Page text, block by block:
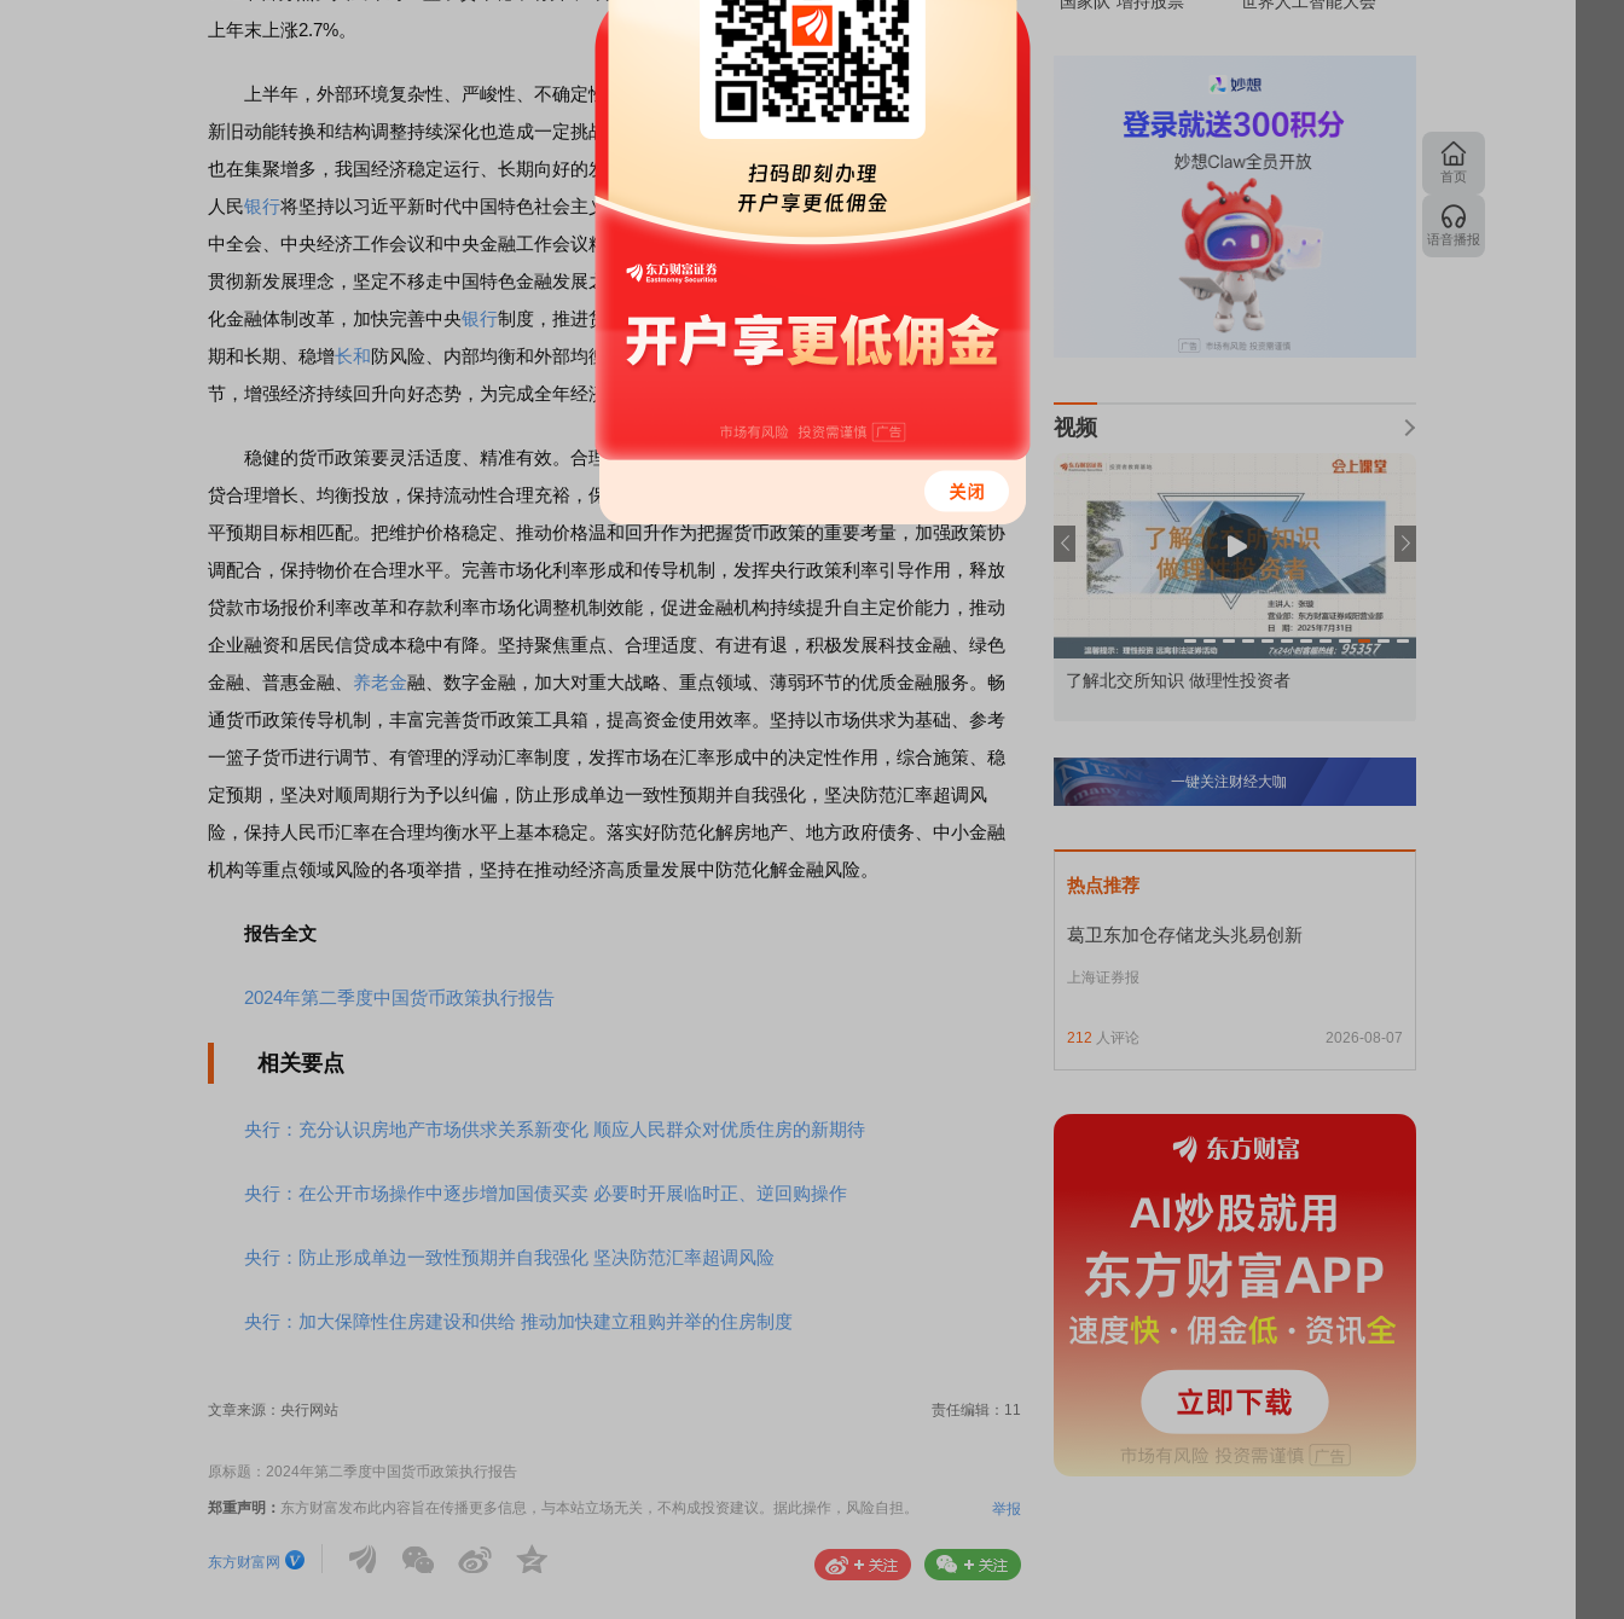
上年末上涨2.7%。
上半年，外部环境复杂性、严峻性、不确定性上升，带来的不利影响增多；国内有效需求不足，
新旧动能转换和结构调整持续深化也造成一定挑战。同时要看到，前期政策效应持续显现，积极因素
也在集聚增多，我国经济稳定运行、长期向好的发展态势不会改变，要坚定发展信心。下阶段，中国
人民银行将坚持以习近平新时代中国特色社会主义思想为指导，全面贯彻落实党的二十大、二十届三
中全会、中央经济工作会议和中央金融工作会议精神，坚持稳中求进工作总基调，完整、准确、全面
贯彻新发展理念，坚定不移走中国特色金融发展之路，加快建设金融强国，推动金融高质量发展，深
化金融体制改革，加快完善中央银行制度，推进货币政策框架转型。稳健的货币政策要注重平衡好短
期和长期、稳增长和防风险、内部均衡和外部均衡的关系，增强宏观政策取向一致性，加强逆周期调
节，增强经济持续回升向好态势，为完成全年经济社会发展目标任务营造良好的货币金融环境。
稳健的货币政策要灵活适度、精准有效。合理把握信贷与债券两个最大融资市场的关系，引导信
贷合理增长、均衡投放，保持流动性合理充裕，保持社会融资规模、货币供应量同经济增
长和价格水
平预期目标相匹配。把维护价格稳定、推动价格温和回升作为把握货币政策的重要考量，加强政策协
调配合，保持物价在合理水平。完善市场化利率形成和传导机制，发挥央行政策利率引导作用，释放
贷款市场报价利率改革和存款利率市场化调整机制效能，促进金融机构持续提升自主定价能力，推动
企业融资和居民信贷成本稳中有降。坚持聚焦重点、合理适度、有进有退，积极发展科技金融、绿色
金融、普惠金融、 养老金融、数字金融，加大对重大战略、重点领域、薄弱环节的优质金融服务。畅
通货币政策传导机制，丰富完善货币政策工具箱，提高资金使用效率。坚持以市场供求为基础、参考
一篮子货币进行调节、有管理的浮动汇率制度，发挥市场在汇率形成中的决定性作用，综合施策、稳
定预期，坚决对顺周期行为予以纠偏，防止形成单边一致性预期并自我强化，坚决防范汇率超调风
险，保持人民币汇率在合理均衡水平上基本稳定。落实好防范化解房地产、地方政府债务、中小金融
机构等重点领域风险的各项举措，坚持在推动经济高质量发展中防范化解金融风险。
报告全文
2024年第二季度中国货币政策执行报告
相关要点
央行：充分认识房地产市场供求关系新变化 顺应人民群众对优质住房的新期待
央行：在公开市场操作中逐步增加国债买卖 必要时开展临时正、逆回购操作
央行：防止形成单边一致性预期并自我强化 坚决防范汇率超调风险
央行：加大保障性住房建设和供给 推动加快建立租购并举的住房制度
文章来源：央行网站 责任编辑：11
原标题：2024年第二季度中国货币政策执行报告
郑重声明： 东方财富发布此内容旨在传播更多信息，与本站立场无关，不构成投资建议。据此操作，风险自担。 举报
东方财富网
视频
K90 至尊版 新品发布会
首席连线｜东方财富证券陈果：A股再平衡的
债券知识通识：从基础认知到特色品种 了解北交所知识 做理性投资者
一键关注财经大咖
热点推荐
葛卫东加仓存储龙头兆易创新
上海证券报
212 人评论 2026-08-07
首页
语音播报